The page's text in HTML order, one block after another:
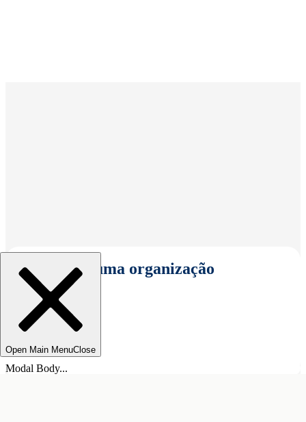
Selecionar uma organização
Open Main MenuClose
Modal Body...